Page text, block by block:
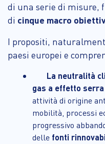
di una serie di misure,
di cinque macro
I propositi,
paesi europei e
La neutralità
gas a effetto serra
attività di origine
mobilità, processi
progressivo
delle fonti